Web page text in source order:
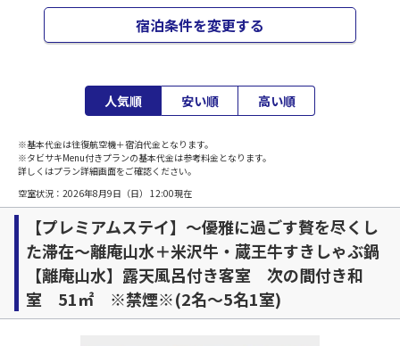
宿泊条件を変更する
人気順 安い順 高い順
※基本代金は往復航空機＋宿泊代金となります。
※タビサキMenu付きプランの基本代金は参考料金となります。
詳しくはプラン詳細画面をご確認ください。
空室状況： 2026年8月9日（日） 12:00現在
【プレミアムステイ】～優雅に過ごす贅を尽くし
た滞在～離庵山水＋米沢牛・蔵王牛すきしゃぶ鍋
【離庵山水】露天風呂付き客室 次の間付き和
室 51㎡ ※禁煙※(2名～5名1室)